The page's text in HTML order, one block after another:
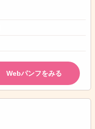
Webパンフをみる